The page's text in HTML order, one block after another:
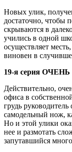
Новых улик,
достаточно, чтобы
скрываются в
учились в одной
осуществляет
виновен в
19-я серия
Действительно,
офиса в
грудь
самодельный нож,
Но и этой улики
нее и размотать
запутавшийся